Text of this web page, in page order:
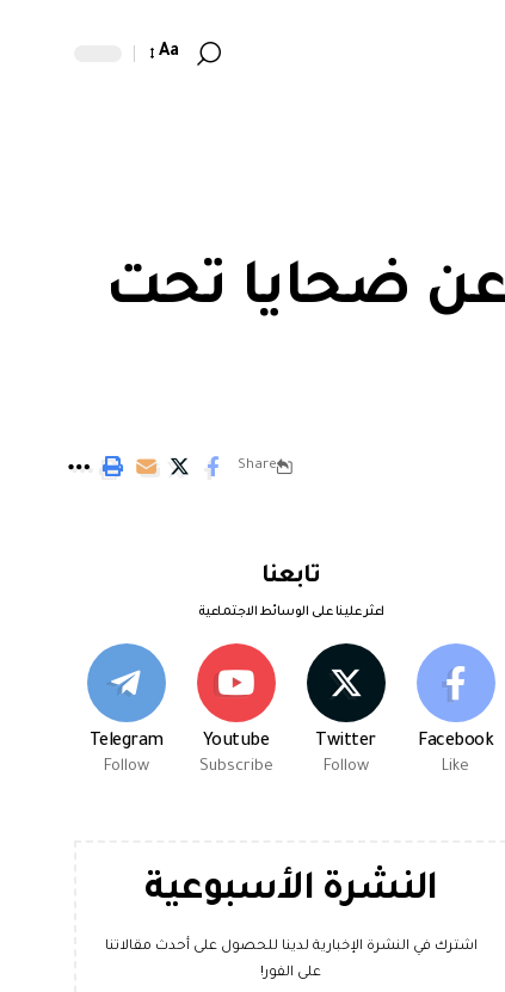
Aa
عن ضحايا تحت
Share
تابعنا
اعثر علينا على الوسائط الاجتماعية
Facebook
Like
Twitter
Follow
Youtube
Subscribe
Telegram
Follow
النشرة الأسبوعية
اشترك في النشرة الإخبارية لدينا للحصول على أحدث مقالاتنا
على الفور!